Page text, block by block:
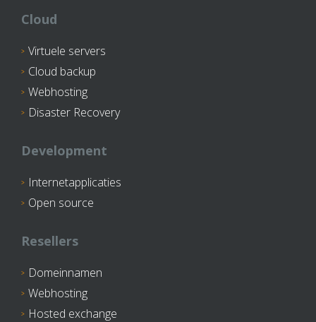
Cloud
Virtuele servers
Cloud backup
Webhosting
Disaster Recovery
Development
Internetapplicaties
Open source
Resellers
Domeinnamen
Webhosting
Hosted exchange